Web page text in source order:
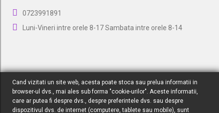
0723991891
Luni-Vineri intre orele 8-17 Sambata intre orele 8-14
Cand vizitati un site web, acesta poate stoca sau prelua informatii in
browser-ul dvs., mai ales sub forma "cookie-urilor". Aceste informatii,
care ar putea fi despre dvs., despre preferintele dvs. sau despre
dispozitivul dvs. de internet (computere, tablete sau mobile), sunt